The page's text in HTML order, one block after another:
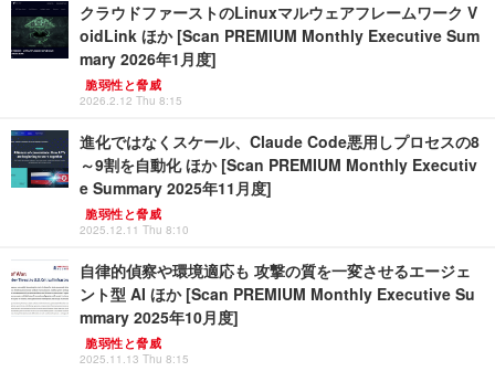
クラウドファーストのLinuxマルウェアフレームワーク V
oidLink ほか [Scan PREMIUM Monthly Executive Sum
mary 2026年1月度]
脆弱性と脅威
2026.2.12 Thu 8:15
進化ではなくスケール、Claude Code悪用しプロセスの8
～9割を自動化 ほか [Scan PREMIUM Monthly Executiv
e Summary 2025年11月度]
脆弱性と脅威
2025.12.11 Thu 8:10
自律的偵察や環境適応も 攻撃の質を一変させるエージェ
ント型 AI ほか [Scan PREMIUM Monthly Executive Su
mmary 2025年10月度]
脆弱性と脅威
2025.11.13 Thu 8:15